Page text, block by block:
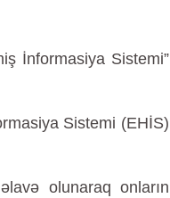
İnformasiya Sistemi”
Sistemi (EHİS)
olunaraq onların